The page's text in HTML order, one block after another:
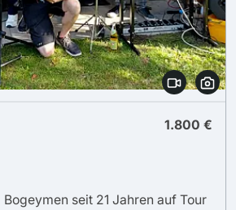
1.800 €
seit 21 Jahren auf Tour